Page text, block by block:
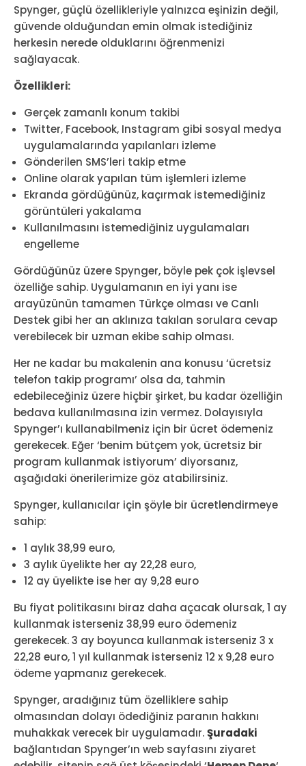
Spynger, güçlü özellikleriyle yalnızca eşinizin değil,
güvende olduğundan emin olmak istediğiniz
herkesin nerede olduklarını öğrenmenizi
sağlayacak.
Özellikleri:
Gerçek zamanlı konum takibi
Twitter, Facebook, Instagram gibi sosyal medya
uygulamalarında yapılanları izleme
Gönderilen SMS’leri takip etme
Online olarak yapılan tüm işlemleri izleme
Ekranda gördüğünüz, kaçırmak istemediğiniz
görüntüleri yakalama
Kullanılmasını istemediğiniz uygulamaları
engelleme
Gördüğünüz üzere Spynger, böyle pek çok işlevsel
özelliğe sahip. Uygulamanın en iyi yanı ise
arayüzünün tamamen Türkçe olması ve Canlı
Destek gibi her an aklınıza takılan sorulara cevap
verebilecek bir uzman ekibe sahip olması.
Her ne kadar bu makalenin ana konusu ‘ücretsiz
telefon takip programı’ olsa da, tahmin
edebileceğiniz üzere hiçbir şirket, bu kadar özelliğin
bedava kullanılmasına izin vermez. Dolayısıyla
Spynger’ı kullanabilmeniz için bir ücret ödemeniz
gerekecek. Eğer ‘benim bütçem yok, ücretsiz bir
program kullanmak istiyorum’ diyorsanız,
aşağıdaki önerilerimize göz atabilirsiniz.
Spynger, kullanıcılar için şöyle bir ücretlendirmeye
sahip:
1 aylık 38,99 euro,
3 aylık üyelikte her ay 22,28 euro,
12 ay üyelikte ise her ay 9,28 euro
Bu fiyat politikasını biraz daha açacak olursak, 1 ay
kullanmak isterseniz 38,99 euro ödemeniz
gerekecek. 3 ay boyunca kullanmak isterseniz 3 x
22,28 euro, 1 yıl kullanmak isterseniz 12 x 9,28 euro
ödeme yapmanız gerekecek.
Spynger, aradığınız tüm özelliklere sahip
olmasından dolayı ödediğiniz paranın hakkını
muhakkak verecek bir uygulamadır.Şuradaki
bağlantıdan Spynger’ın web sayfasını ziyaret